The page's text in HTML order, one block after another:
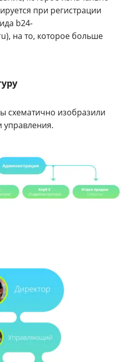
при регистрации
b24-
на то, которое больше
схематично изобразили
управления.